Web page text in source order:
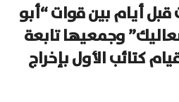
أيام بين قوات “أبو
وجمعيها تابعة
كتائب الأول بإخراج